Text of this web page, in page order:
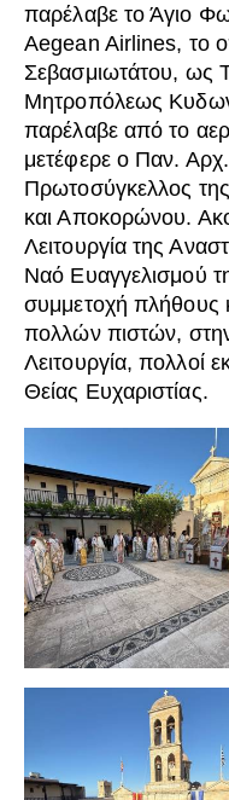
παρέλαβε το Άγιο
Aegean Airlines, το
Σεβασμιωτάτου, ως
Μητροπόλεως
παρέλαβε από το
μετέφερε ο Παν.
Πρωτοσύγκελλος
και Αποκορώνου.
Λειτουργία της
Ναό Ευαγγελισμού
συμμετοχή πλήθους
πολλών πιστών,
Λειτουργία, πολλοί
Θείας Ευχαριστίας.